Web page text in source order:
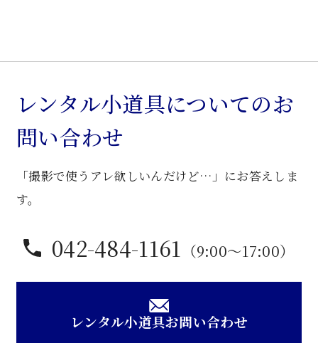
ッ
ク
ソ
ァ
レンタル小道具についてのお
問い合わせ
「撮影で使うアレ欲しいんだけど…」にお答えしま
す。
042-484-1161 （9:00〜17:00）
レンタル小道具お問い合わせ